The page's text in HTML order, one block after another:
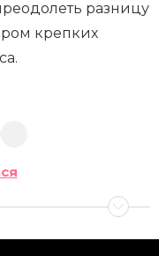
разницу
крепких